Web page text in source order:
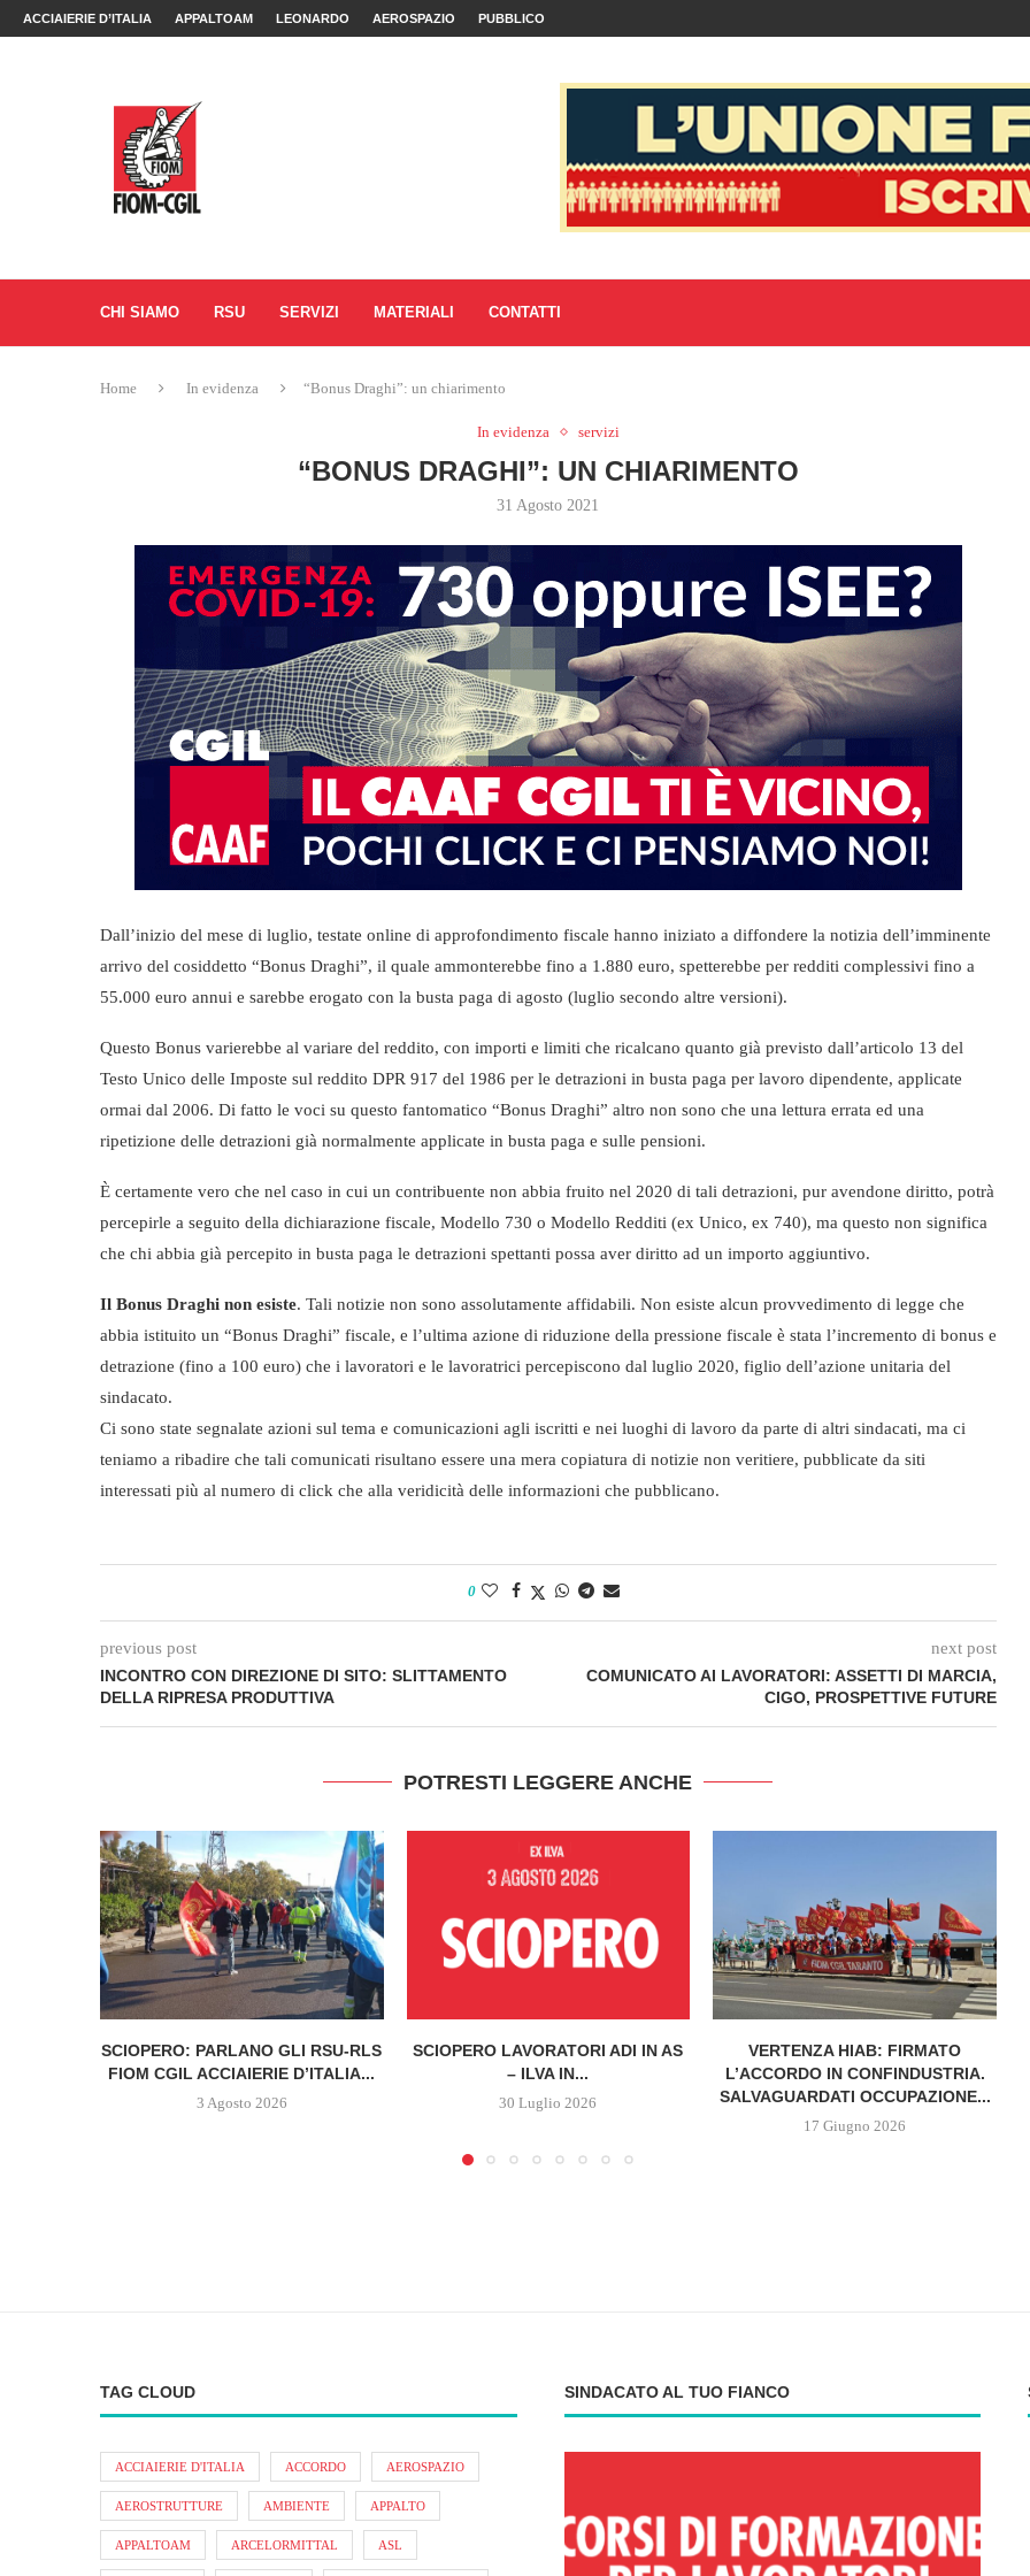
ACCIAIERIE D’ITALIA APPALTOAM LEONARDO AEROSPAZIO PUBBLICO
CHI SIAMO RSU SERVIZI MATERIALI CONTATTI
Home In evidenza “Bonus Draghi”: un chiarimento
In evidenza servizi
“BONUS DRAGHI”: UN CHIARIMENTO
31 Agosto 2021
Dall’inizio del mese di luglio, testate online di approfondimento fiscale hanno iniziato a diffondere la notizia dell’imminente
arrivo del cosiddetto “Bonus Draghi”, il quale ammonterebbe fino a 1.880 euro, spetterebbe per redditi complessivi fino a
55.000 euro annui e sarebbe erogato con la busta paga di agosto (luglio secondo altre versioni).
Questo Bonus varierebbe al variare del reddito, con importi e limiti che ricalcano quanto già previsto dall’articolo 13 del
Testo Unico delle Imposte sul reddito DPR 917 del 1986 per le detrazioni in busta paga per lavoro dipendente, applicate
ormai dal 2006. Di fatto le voci su questo fantomatico “Bonus Draghi” altro non sono che una lettura errata ed una
ripetizione delle detrazioni già normalmente applicate in busta paga e sulle pensioni.
È certamente vero che nel caso in cui un contribuente non abbia fruito nel 2020 di tali detrazioni, pur avendone diritto, potrà
percepirle a seguito della dichiarazione fiscale, Modello 730 o Modello Redditi (ex Unico, ex 740), ma questo non significa
che chi abbia già percepito in busta paga le detrazioni spettanti possa aver diritto ad un importo aggiuntivo.
Il Bonus Draghi non esiste. Tali notizie non sono assolutamente affidabili. Non esiste alcun provvedimento di legge che
abbia istituito un “Bonus Draghi” fiscale, e l’ultima azione di riduzione della pressione fiscale è stata l’incremento di bonus e
detrazione (fino a 100 euro) che i lavoratori e le lavoratrici percepiscono dal luglio 2020, figlio dell’azione unitaria del
sindacato.
Ci sono state segnalate azioni sul tema e comunicazioni agli iscritti e nei luoghi di lavoro da parte di altri sindacati, ma ci
teniamo a ribadire che tali comunicati risultano essere una mera copiatura di notizie non veritiere, pubblicate da siti
interessati più al numero di click che alla veridicità delle informazioni che pubblicano.
0
previous post
INCONTRO CON DIREZIONE DI SITO: SLITTAMENTO
DELLA RIPRESA PRODUTTIVA
next post
COMUNICATO AI LAVORATORI: ASSETTI DI MARCIA,
CIGO, PROSPETTIVE FUTURE
POTRESTI LEGGERE ANCHE
SCIOPERO: PARLANO GLI RSU-RLS
FIOM CGIL ACCIAIERIE D’ITALIA...
3 Agosto 2026
SCIOPERO LAVORATORI ADI IN AS
– ILVA IN...
30 Luglio 2026
VERTENZA HIAB: FIRMATO
L’ACCORDO IN CONFINDUSTRIA.
SALVAGUARDATI OCCUPAZIONE...
17 Giugno 2026
TAG CLOUD
ACCIAIERIE D'ITALIA ACCORDO AEROSPAZIO
AEROSTRUTTURE AMBIENTE APPALTO
APPALTOAM ARCELORMITTAL ASL
SINDACATO AL TUO FIANCO